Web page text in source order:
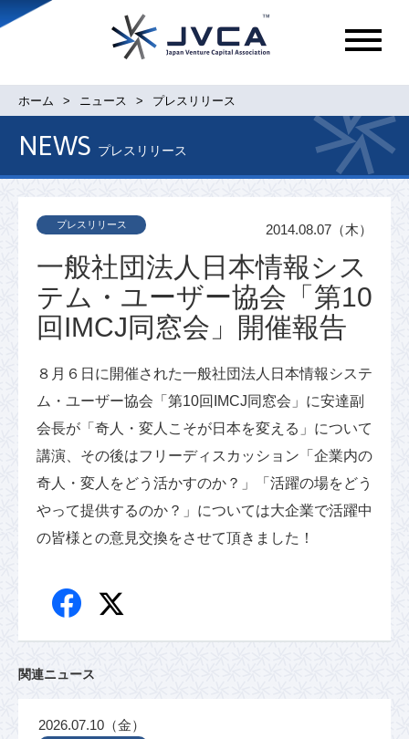
メ
ュ
ホーム ニュース プレスリリース
NEWS プレスリリース
一般社団法人日本情報シス
テム・ユーザー協会「第10
回IMCJ同窓会」開催報告
プレスリリース 2014.08.07（木）
８月６日に開催された一般社団法人日本情報システ
ム・ユーザー協会「第10回IMCJ同窓会」に安達副
会長が「奇人・変人こそが日本を変える」について
講演、その後はフリーディスカッション「企業内の
奇人・変人をどう活かすのか？」「活躍の場をどう
やって提供するのか？」については大企業で活躍中
の皆様との意見交換をさせて頂きました！
関連ニュース
2026.07.10（金）